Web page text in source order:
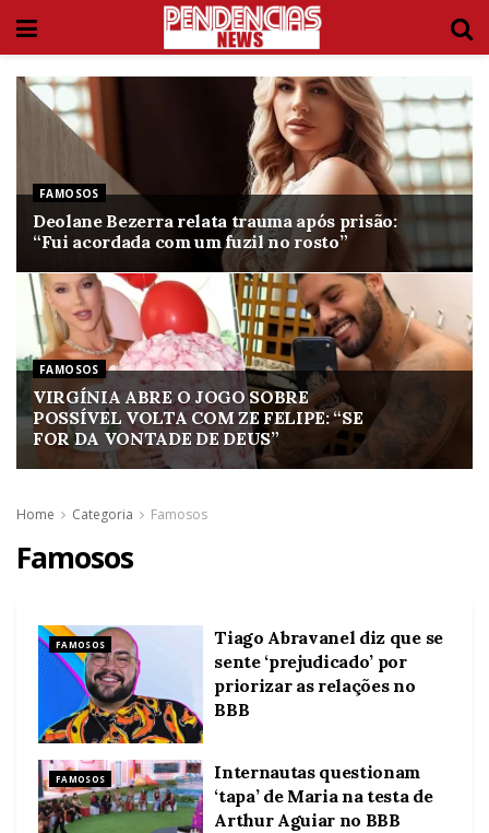
FAMOSOS
Deolane Bezerra relata trauma após prisão:
“Fui acordada com um fuzil no rosto”
FAMOSOS
VIRGÍNIA ABRE O JOGO SOBRE
POSSÍVEL VOLTA COM ZE FELIPE: “SE
FOR DA VONTADE DE DEUS”
Home Categoria Famosos
Famosos
FAMOSOS
Tiago Abravanel diz que se
sente ‘prejudicado’ por
priorizar as relações no
BBB
FAMOSOS
Internautas questionam
‘tapa’ de Maria na testa de
Arthur Aguiar no BBB